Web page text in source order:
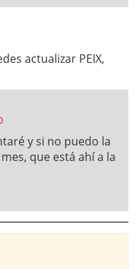
actualizar PEIX,
y si no puedo la
que está ahí a la